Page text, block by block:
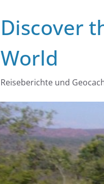
Discover
World
Reiseberichte und